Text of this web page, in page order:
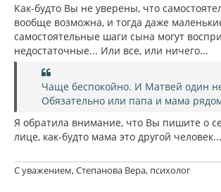
Как-будто Вы не уверены, что
вообще возможна, и тогда даже
самостоятельные шаги сына могут
недостаточные... Или все, или ничего...
Чаще беспокойно. И Матвей один
Обязательно или папа и мама
Я обратила внимание, что Вы пишите о
лице, как-будто мама это другой человек...
С уважением, Степанова Вера, психолог